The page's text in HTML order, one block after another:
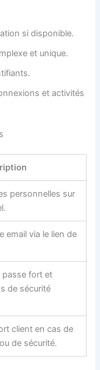
si disponible.
et unique.
et activités
personnelles sur
email via le lien de
passe fort et
de sécurité
client en cas de
de sécurité.